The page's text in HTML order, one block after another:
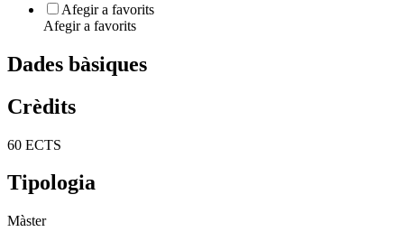
Afegir a favorits
Afegir a favorits
Dades bàsiques
Crèdits
60 ECTS
Tipologia
Màster